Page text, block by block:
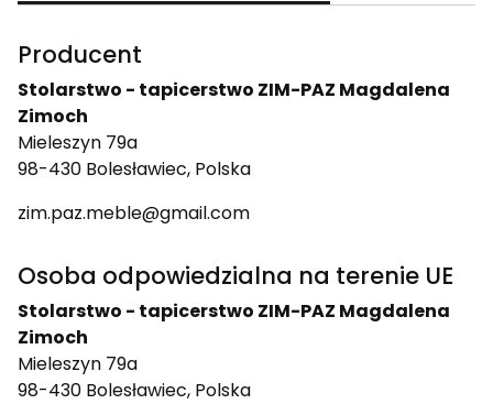
Producent
Stolarstwo - tapicerstwo ZIM-PAZ Magdalena
Zimoch
Mieleszyn 79a
98-430 Bolesławiec, Polska
zim.paz.meble@gmail.com
Osoba odpowiedzialna na terenie UE
Stolarstwo - tapicerstwo ZIM-PAZ Magdalena
Zimoch
Mieleszyn 79a
98-430 Bolesławiec, Polska